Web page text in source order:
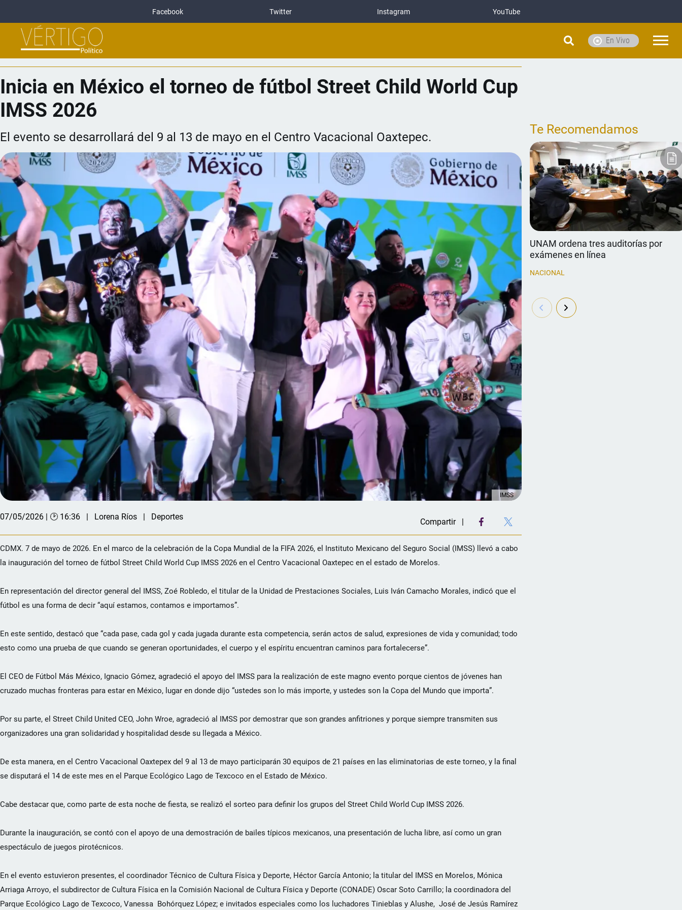
Facebook Twitter Instagram YouTube
En Vivo
Inicia en México el torneo de fútbol Street Child World Cup
IMSS 2026
El evento se desarrollará del 9 al 13 de mayo en el Centro Vacacional Oaxtepec.
IMSS
07/05/2026 | 🕑 16:36 Lorena Ríos Deportes
Compartir
CDMX. 7 de mayo de 2026. En el marco de la celebración de la Copa Mundial de la FIFA 2026, el Instituto Mexicano del Seguro Social (IMSS) llevó a cabo
la inauguración del torneo de fútbol Street Child World Cup IMSS 2026 en el Centro Vacacional Oaxtepec en el estado de Morelos.
En representación del director general del IMSS, Zoé Robledo, el titular de la Unidad de Prestaciones Sociales, Luis Iván Camacho Morales, indicó que el
fútbol es una forma de decir “aquí estamos, contamos e importamos”.
En este sentido, destacó que “cada pase, cada gol y cada jugada durante esta competencia, serán actos de salud, expresiones de vida y comunidad; todo
esto como una prueba de que cuando se generan oportunidades, el cuerpo y el espíritu encuentran caminos para fortalecerse”.
El CEO de Fútbol Más México, Ignacio Gómez, agradeció el apoyo del IMSS para la realización de este magno evento porque cientos de jóvenes han
cruzado muchas fronteras para estar en México, lugar en donde dijo “ustedes son lo más importe, y ustedes son la Copa del Mundo que importa”.
Por su parte, el Street Child United CEO, John Wroe, agradeció al IMSS por demostrar que son grandes anfitriones y porque siempre transmiten sus
organizadores una gran solidaridad y hospitalidad desde su llegada a México.
De esta manera, en el Centro Vacacional Oaxtepex del 9 al 13 de mayo participarán 30 equipos de 21 países en las eliminatorias de este torneo, y la final
se disputará el 14 de este mes en el Parque Ecológico Lago de Texcoco en el Estado de México.
Cabe destacar que, como parte de esta noche de fiesta, se realizó el sorteo para definir los grupos del Street Child World Cup IMSS 2026.
Durante la inauguración, se contó con el apoyo de una demostración de bailes típicos mexicanos, una presentación de lucha libre, así como un gran
espectáculo de juegos pirotécnicos.
En el evento estuvieron presentes, el coordinador Técnico de Cultura Física y Deporte, Héctor García Antonio; la titular del IMSS en Morelos, Mónica
Arriaga Arroyo, el subdirector de Cultura Física en la Comisión Nacional de Cultura Física y Deporte (CONADE) Oscar Soto Carrillo; la coordinadora del
Parque Ecológico Lago de Texcoco, Vanessa Bohórquez López; e invitados especiales como los luchadores Tinieblas y Alushe, José de Jesús Ramírez
Te Recomendamos
UNAM ordena tres auditorías por
exámenes en línea
NACIONAL